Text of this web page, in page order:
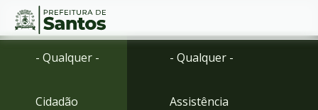
Ir
Conteúdo
- Qualquer -
Cidadão
- Qualquer -
Assistência